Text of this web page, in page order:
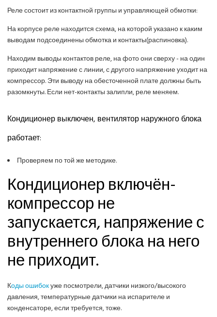
Реле состоит из контактной группы и управляющей обмотки:
На корпусе реле находится схема, на которой указано к каким
выводам подсоединены обмотка и контакты(распиновка).
Находим выводы контактов реле, на фото они сверху - на один
приходит напряжение с линии, с другого напряжение уходит на
компрессор. Эти выводу на обесточенной плате должны быть
разомкнуты. Если нет-контакты залипли, реле меняем.
Кондиционер выключен, вентилятор наружного блока
работает:
Проверяем по той же методике.
Кондиционер включён-
компрессор не
запускается, напряжение с
внутреннего блока на него
не приходит.
Коды ошибокуже посмотрели, датчики низкого/высокого
давления, температурные датчики на испарителе и
конденсаторе, если требуется, тоже.